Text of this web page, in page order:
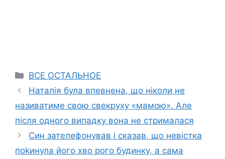
Categories
ВСЕ ОСТАЛЬНОЕ
Наталія була впевнена, що ніколи не
називатиме свою свекруху «мамою». Але
після одного випадку вона не стрималася
Син зателефонував і сказав, що невістка
поkинула його хво рого будинку, а сама